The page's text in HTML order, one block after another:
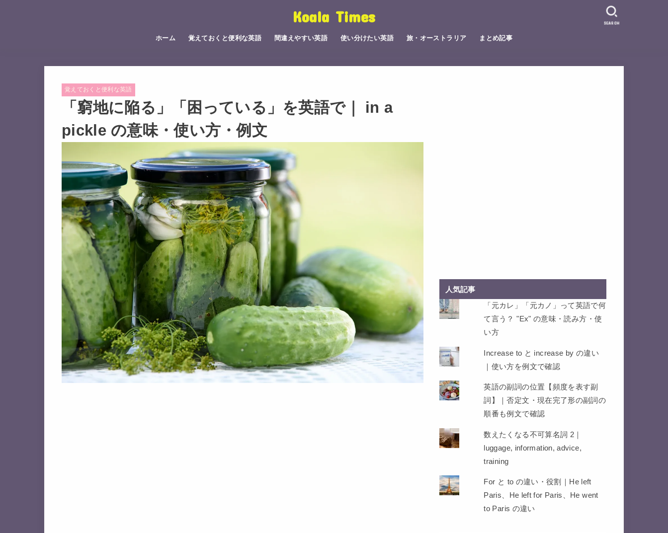
Koala Times
ホーム 覚えておくと便利な英語 間違えやすい英語 使い分けたい英語 旅・オーストラリア まとめ記事
SEARCH
覚えておくと便利な英語
「窮地に陥る」「困っている」を英語で｜ in a
pickle の意味・使い方・例文
人気記事
「元カレ」「元カノ」って英語で何
て言う？ "Ex" の意味・読み方・使
い方
Increase to と increase by の違い
｜使い方を例文で確認
英語の副詞の位置【頻度を表す副
詞】｜否定文・現在完了形の副詞の
順番も例文で確認
数えたくなる不可算名詞 2｜
luggage, information, advice,
training
For と to の違い・役割｜He left
Paris、He left for Paris、He went
to Paris の違い